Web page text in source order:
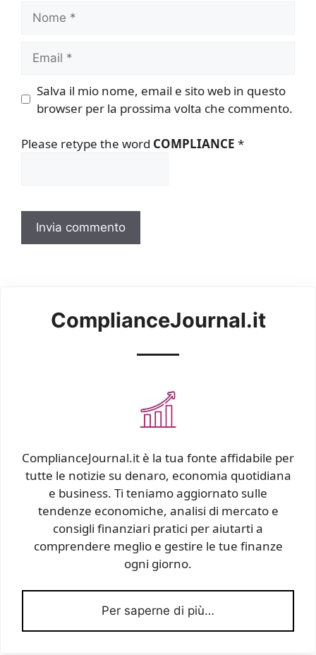
Salva il mio nome, email e sito web in questo
browser per la prossima volta che commento.
Please retype the word COMPLIANCE *
ComplianceJournal.it
ComplianceJournal.it è la tua fonte affidabile per
tutte le notizie su denaro, economia quotidiana
e business. Ti teniamo aggiornato sulle
tendenze economiche, analisi di mercato e
consigli finanziari pratici per aiutarti a
comprendere meglio e gestire le tue finanze
ogni giorno.
Per saperne di più…